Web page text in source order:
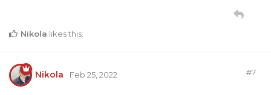
Nikola likes this.
Nikola Feb 25, 2022 #7